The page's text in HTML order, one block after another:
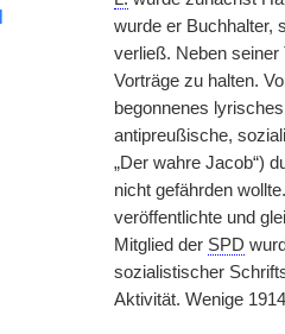
wurde er Buchhalter,
verließ. Neben seiner
Vorträge zu halten.
begonnenes
antipreußische,
„Der wahre Jacob“)
nicht gefährden
veröffentlichte und
Mitglied der SPD
sozialistischer
Aktivität. Wenige